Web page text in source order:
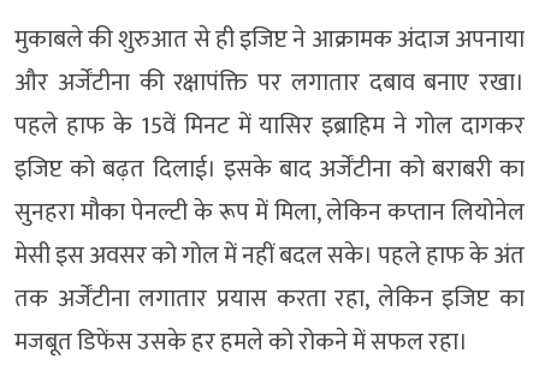
मुकाबले की शुरुआत से ही इजिप्ट ने आक्रामक अंदाज अपनाया
और अर्जेंटीना की रक्षापंक्ति पर लगातार दबाव बनाए रखा।
पहले हाफ के 15वें मिनट में यासिर इब्राहिम ने गोल दागकर
इजिप्ट को बढ़त दिलाई। इसके बाद अर्जेंटीना को बराबरी का
सुनहरा मौका पेनल्टी के रूप में मिला, लेकिन कप्तान लियोनेल
मेसी इस अवसर को गोल में नहीं बदल सके। पहले हाफ के अंत
तक अर्जेंटीना लगातार प्रयास करता रहा, लेकिन इजिप्ट का
मजबूत डिफेंस उसके हर हमले को रोकने में सफल रहा।